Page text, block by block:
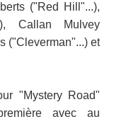
("Red Hill"...),
Callan Mulvey
("Cleverman"...) et
"Mystery Road"
avec au